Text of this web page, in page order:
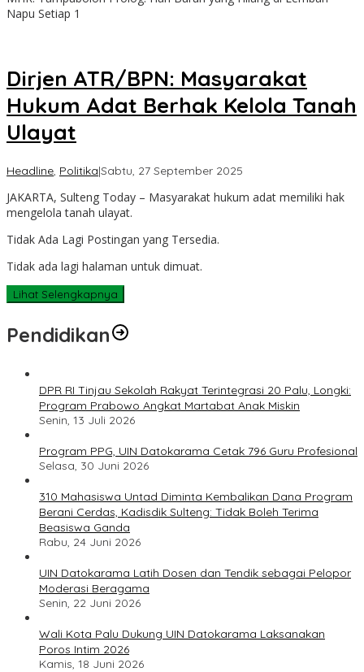
Napu Setiap 1
Dirjen ATR/BPN: Masyarakat
Hukum Adat Berhak Kelola Tanah
Ulayat
Headline, Politika|Sabtu, 27 September 2025
Today
JAKARTA, Sulteng Today – Masyarakat hukum adat memiliki hak
mengelola tanah ulayat.
Tidak Ada Lagi Postingan yang Tersedia.
Tidak ada lagi halaman untuk dimuat.
Lihat Selengkapnya
Pendidikan
DPR RI Tinjau Sekolah Rakyat Terintegrasi 20 Palu, Longki:
Program Prabowo Angkat Martabat Anak Miskin
Senin, 13 Juli 2026
Program PPG, UIN Datokarama Cetak 796 Guru Profesional
Selasa, 30 Juni 2026
310 Mahasiswa Untad Diminta Kembalikan Dana Program
Berani Cerdas, Kadisdik Sulteng: Tidak Boleh Terima
Beasiswa Ganda
Rabu, 24 Juni 2026
UIN Datokarama Latih Dosen dan Tendik sebagai Pelopor
Moderasi Beragama
Senin, 22 Juni 2026
Wali Kota Palu Dukung UIN Datokarama Laksanakan
Poros Intim 2026
Kamis, 18 Juni 2026